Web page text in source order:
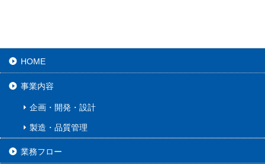
HOME
事業内容
企画・開発・設計
製造・品質管理
業務フロー